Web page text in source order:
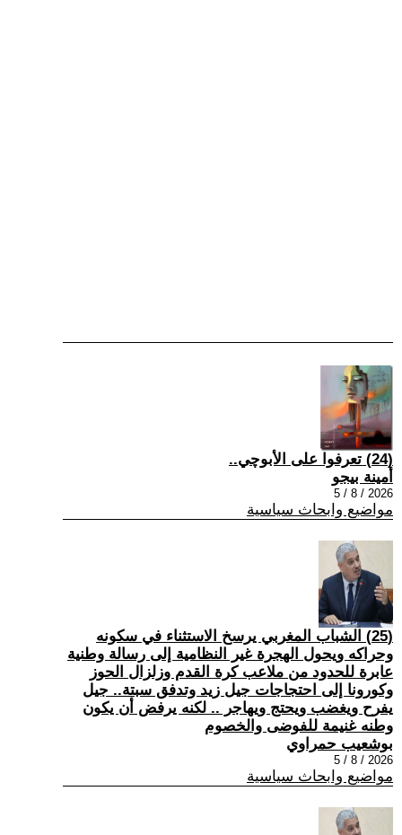
(24) تعرفوا على الأبوچي..
أمينة بيجو
2026 / 8 / 5
مواضيع وابحاث سياسية
(25) الشباب المغربي يرسخ الاستثناء في سكونه
وحراكه ويحول الهجرة غير النظامية إلى رسالة وطنية
عابرة للحدود من ملاعب كرة القدم وزلزال الحوز
وكورونا إلى احتجاجات جيل زيد وتدفق سبتة.. جيل
يفرح ويغضب ويحتج ويهاجر .. لكنه يرفض أن يكون
وطنه غنيمة للفوضى والخصوم
بوشعيب حمراوي
2026 / 8 / 5
مواضيع وابحاث سياسية